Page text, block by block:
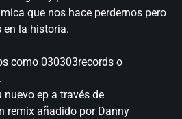
que nos hace perdernos pero
en la historia.
como 030303records o
nuevo ep a través de
remix añadido por Danny